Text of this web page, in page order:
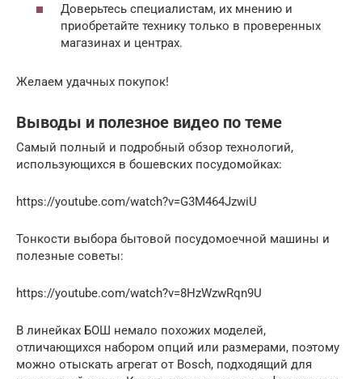
Доверьтесь специалистам, их мнению и
приобретайте технику только в проверенных
магазинах и центрах.
Желаем удачных покупок!
Выводы и полезное видео по теме
Самый полный и подробный обзор технологий,
использующихся в бошевских посудомойках:
https://youtube.com/watch?v=G3M464JzwiU
Тонкости выбора бытовой посудомоечной машины и
полезные советы:
https://youtube.com/watch?v=8HzWzwRqn9U
В линейках БОШ немало похожих моделей,
отличающихся набором опций или размерами, поэтому
можно отыскать агрегат от Bosch, подходящий для